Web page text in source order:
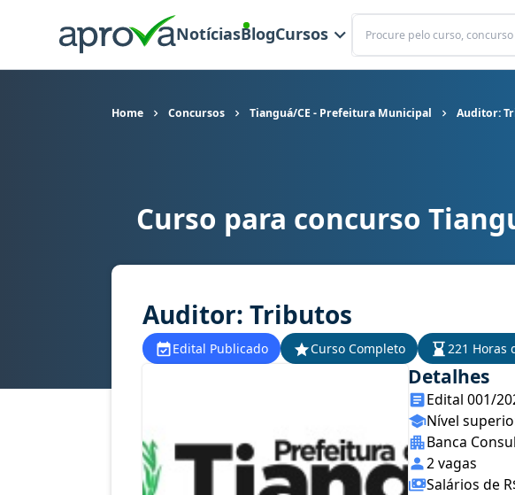
NotíciasBlogCursos
Buscar
Home Concursos Tianguá/CE - Prefeitura Municipal Auditor:
Curso para concurso Tianguá/CE - Prefeitura Municipal cargo
Curso para concurso
Auditor: Tributos
Edital Publicado Curso Completo 221 Horas
Detalhes
Edital 001/
Nível
Banca
2 vagas
Salários de